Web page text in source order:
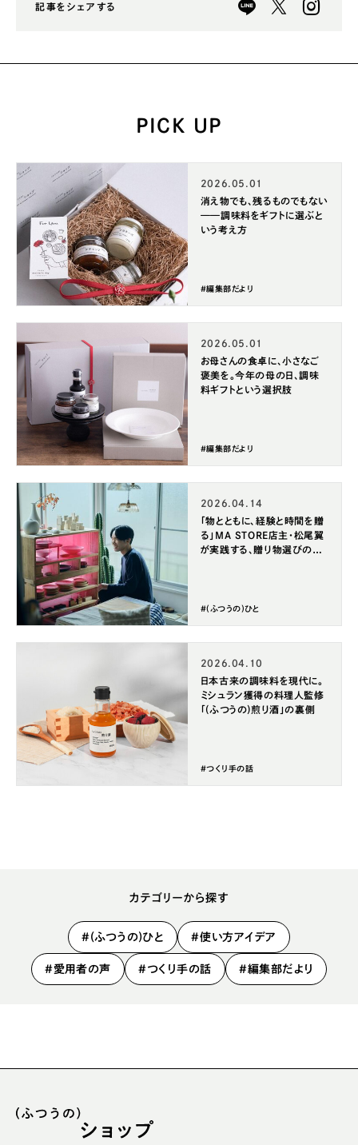
記事をシェアする
PICK UP
2026.05.01
消え物でも、残るものでもない
——調味料をギフトに選ぶと
いう考え方
#編集部だより
2026.05.01
お母さんの食卓に、小さなご
褒美を。今年の母の日、調味
料ギフトという選択肢
#編集部だより
2026.04.14
「物とともに、経験と時間を贈
る」MA STORE店主・松尾翼
が実践する、贈り物選びの美
#(ふつうの)ひと
2026.04.10
日本古来の調味料を現代に。
ミシュラン獲得の料理人監修
「(ふつうの)煎り酒」の裏側
#つくり手の話
カテゴリーから探す
#(ふつうの)ひと #使い方アイデア
#愛用者の声 #つくり手の話 #編集部だより